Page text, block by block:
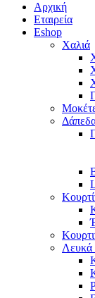
Αρχική
Εταιρεία
Eshop
Χαλιά
Λευκά